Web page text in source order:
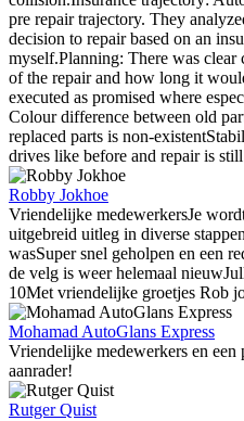
pre repair trajectory. They
decision to repair based on an
myself.Planning: There was
of the repair and how long it
executed as promised where
Colour difference between old
replaced parts is non-
drives like before and repair is
Robby Jokhoe
Vriendelijke medewerkersJe
uitgebreid uitleg in diverse
wasSuper snel geholpen en een
de velg is weer helemaal
10Met vriendelijke groetjes Rob
Mohamad AutoGlans Express
Vriendelijke medewerkers en een
aanrader!
Rutger Quist